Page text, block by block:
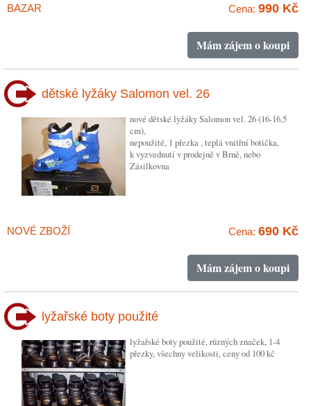
BAZAR Cena: 990 Kč
Mám zájem o koupi
dětské lyžáky Salomon vel. 26
nové dětské lyžáky Salomon vel. 26 (16-16,5
cm),
nepoužité, 1 přezka , teplá vnitřní botička,
k vyzvednutí v prodejně v Brně, nebo
Zásilkovna
NOVÉ ZBOŽÍ Cena: 690 Kč
Mám zájem o koupi
lyžařské boty použité
lyžařské boty použité, různých značek, 1-4
přezky, všechny velikosti, ceny od 100 kč